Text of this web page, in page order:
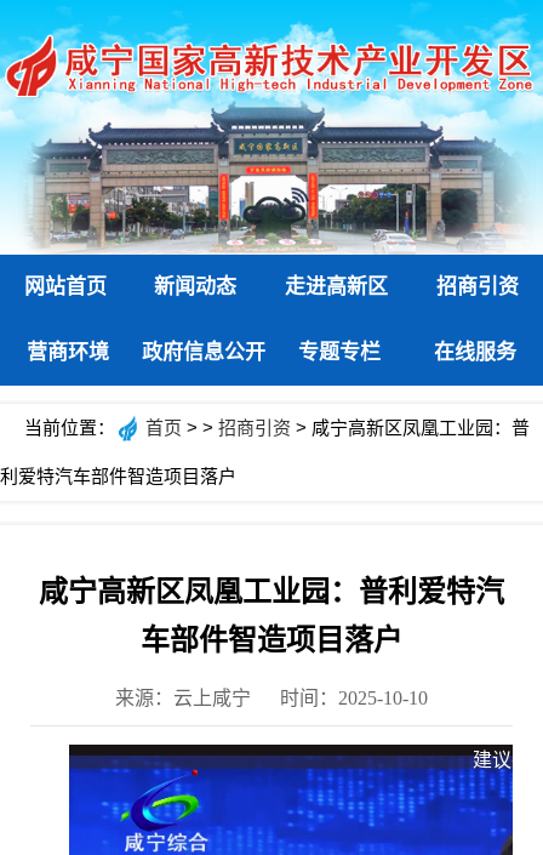
网站首页 新闻动态 走进高新区 招商引资
营商环境 政府信息公开 专题专栏 在线服务
当前位置： 首页 > > 招商引资 > 咸宁高新区凤凰工业园：普
利爱特汽车部件智造项目落户
咸宁高新区凤凰工业园：普利爱特汽
车部件智造项目落户
来源：云上咸宁 时间：2025-10-10